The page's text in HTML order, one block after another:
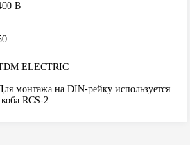
В
ELECTRIC
монтажа на DIN-рейку используется
RCS-2